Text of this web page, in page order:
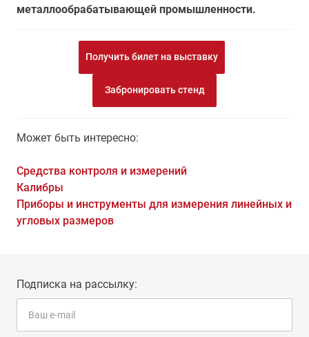
металлообрабатывающей промышленности.
Получить билет на выставку
Забронировать стенд
Может быть интересно:
Средства контроля и измерений
Калибры
Приборы и инструменты для измерения линейных и
угловых размеров
Подписка на рассылку: